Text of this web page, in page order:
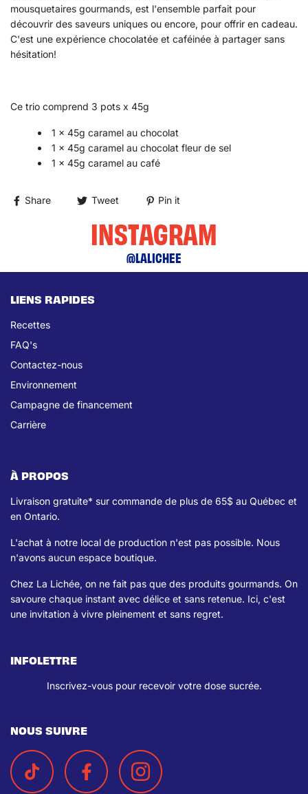
mousquetaires gourmands, est l'ensemble parfait pour
découvrir des saveurs uniques ou encore, pour offrir en cadeau.
C'est une expérience chocolatée et caféinée à partager sans
hésitation!
Ce trio comprend 3 pots x 45g
1 x 45g caramel au chocolat
1 x 45g caramel au chocolat fleur de sel
1 x 45g caramel au café
Share Tweet Pin it
INSTAGRAM
@LALICHEE
LIENS RAPIDES
Recettes
FAQ's
Contactez-nous
Environnement
Campagne de financement
Carrière
À PROPOS
Livraison gratuite* sur commande de plus de 65$ au Québec et
en Ontario.
L'achat à notre local de production n'est pas possible. Nous
n'avons aucun espace boutique.
Chez La Lichée, on ne fait pas que des produits gourmands. On
savoure chaque instant avec délice et sans retenue. Ici, c'est
une invitation à vivre pleinement et sans regret.
INFOLETTRE
Inscrivez-vous pour recevoir votre dose sucrée.
NOUS SUIVRE